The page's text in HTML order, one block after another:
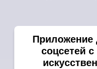
Приложение
соцсетей